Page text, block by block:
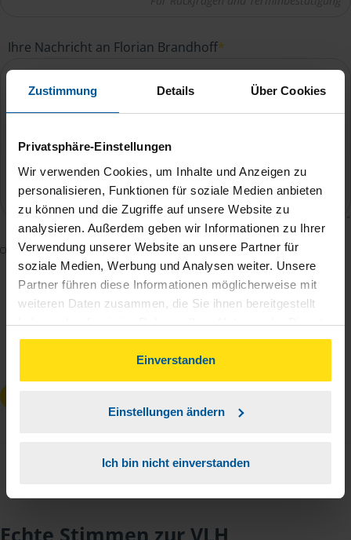
Zustimmung Details Über Cookies
Privatsphäre-Einstellungen
Wir verwenden Cookies, um Inhalte und Anzeigen zu
personalisieren, Funktionen für soziale Medien anbieten
zu können und die Zugriffe auf unsere Website zu
analysieren. Außerdem geben wir Informationen zu Ihrer
Verwendung unserer Website an unsere Partner für
soziale Medien, Werbung und Analysen weiter. Unsere
Partner führen diese Informationen möglicherweise mit
weiteren Daten zusammen, die Sie ihnen bereitgestellt
haben oder die sie im Rahmen Ihrer Nutzung der Dienste
gesammelt haben. Indem Sie auf Einverstanden klicken,
können Sie der Verwendung von Cookies, gemäß
unserer➔ Datenschutzrichtliniezustimmen.
Einverstanden
Einstellungen ändern
Ich bin nicht einverstanden
Ihre Nachricht an Florian Brandhoff*
Mit dem Absenden des Kontaktformulars erkläre ich
mich damit einverstanden, dass meine Daten zur
Bearbeitung meines Anliegens sowie zur internen
Analyse der Zugriffsquelle verwendet werden.
DieDatenschutzbestimmungenhabe ich zur
Kenntnis genommen.*
Echte Stimmen zur VLH